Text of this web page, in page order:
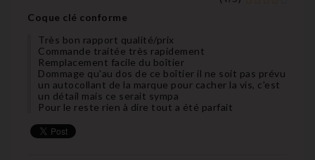
Coque clé conforme
Très bon rapport qualité/prix
Commande traitée très rapidement
Remplacement facile du boîtier
Dommage qu'au dos de ce boîtier il ne soit pas prévu
un autocollant de la marque pour cacher la vis, c'est
un détail mais ce serait sympa
Pour le reste rien à dire tout a été parfait